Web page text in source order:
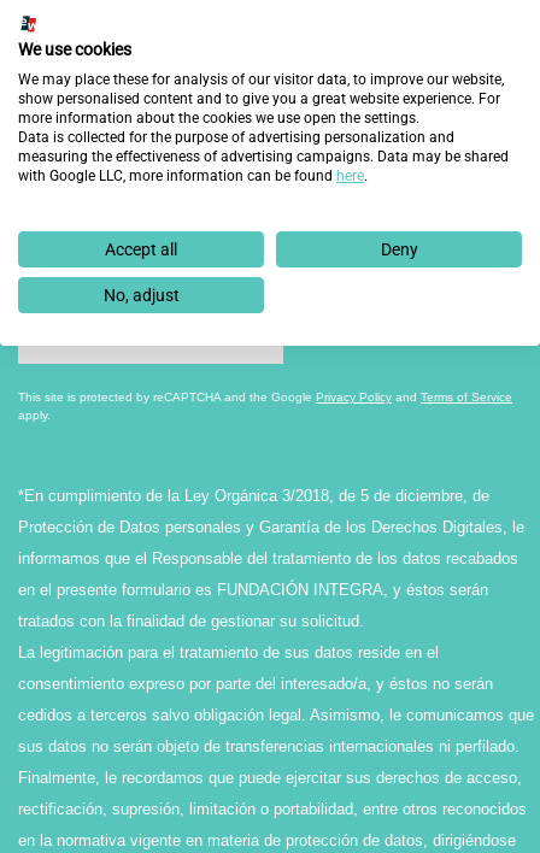
He leído, entiendo y acepto lapolítica de privacidad.
This site is protected by reCAPTCHA and the Google Privacy Policy and Terms of Service
apply.
*En cumplimiento de la Ley Orgánica 3/2018, de 5 de diciembre, de
Protección de Datos personales y Garantía de los Derechos Digitales, le
informamos que el Responsable del tratamiento de los datos recabados
en el presente formulario es FUNDACIÓN INTEGRA, y éstos serán
tratados con la finalidad de gestionar su solicitud.
La legitimación para el tratamiento de sus datos reside en el
consentimiento expreso por parte del interesado/a, y éstos no serán
cedidos a terceros salvo obligación legal. Asimismo, le comunicamos que
sus datos no serán objeto de transferencias internacionales ni perfilado.
Finalmente, le recordamos que puede ejercitar sus derechos de acceso,
rectificación, supresión, limitación o portabilidad, entre otros reconocidos
en la normativa vigente en materia de protección de datos, dirigiéndose
We use cookies
We may place these for analysis of our visitor data, to improve our website,
show personalised content and to give you a great website experience. For
more information about the cookies we use open the settings.
Data is collected for the purpose of advertising personalization and
measuring the effectiveness of advertising campaigns. Data may be shared
with Google LLC, more information can be found here.
Accept all Deny
No, adjust